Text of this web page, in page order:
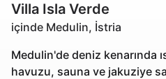
Villa Isla Verde
içinde Medulin, İstria
Medulin'de deniz kenarında
havuzu, sauna ve jakuziye